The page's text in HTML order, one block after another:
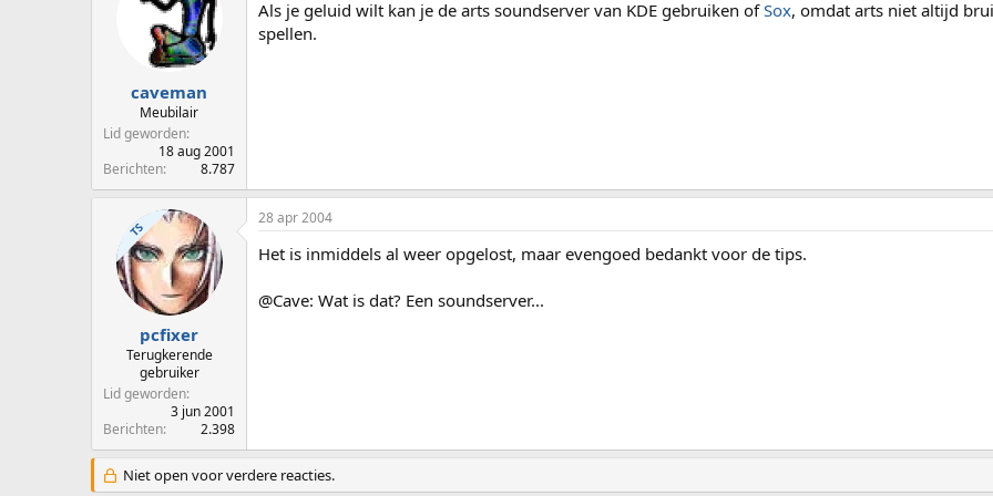
caveman
Meubilair
Lid geworden
18 aug 2001
Berichten
8.787
Als je geluid wilt kan je de arts soundserver van KDE gebruiken ofSox, omdat arts niet altijd
spellen.
TS
pcfixer
Terugkerende
gebruiker
Lid geworden
3 jun 2001
Berichten
2.398
28 apr 2004
Het is inmiddels al weer opgelost, maar evengoed bedankt voor de tips.
@Cave: Wat is dat? Een soundserver...
Niet open voor verdere reacties.